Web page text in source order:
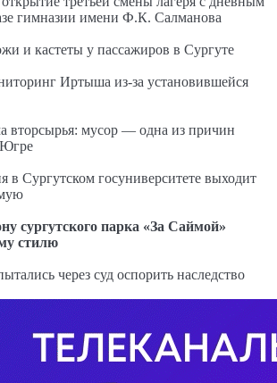
гимназии имени Ф.К. Салманова
и кастеты у пассажиров в Сургуте
Иртыша из-за установившейся
вторсырья: мусор — одна из причин
в Сургутском госуниверситете выходит
сургутского парка «За Саймой»
стилю
через суд оспорить наследство